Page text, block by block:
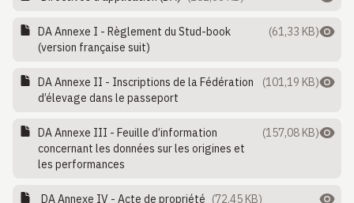
DA Annexe I - Règlement du Stud-book
(version française suit)
(61,33 KB)
DA Annexe II - Inscriptions de la Fédération
d’élevage dans le passeport
(101,19 KB)
DA Annexe III - Feuille d’information
concernant les données sur les origines et
les performances
(157,08 KB)
DA Annexe IV - Acte de propriété (72,45 KB)